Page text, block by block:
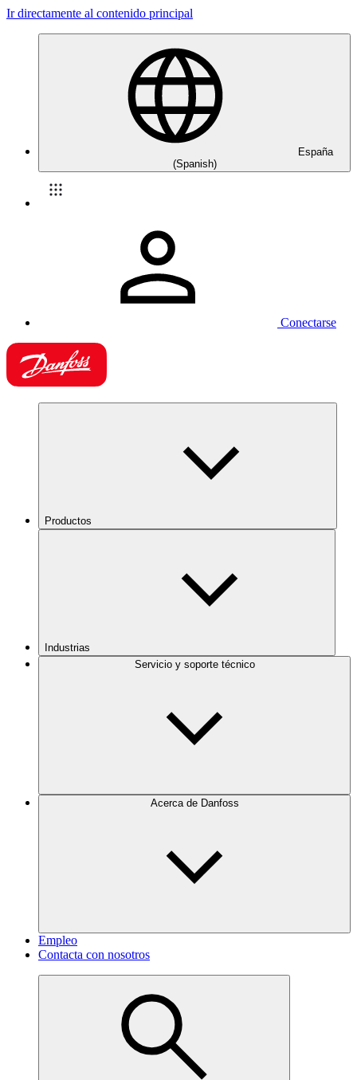
Ir directamente al contenido principal
España
(Spanish)
Conectarse
Productos
Industrias
Servicio y soporte técnico
Acerca de Danfoss
Empleo
Contacta con nosotros